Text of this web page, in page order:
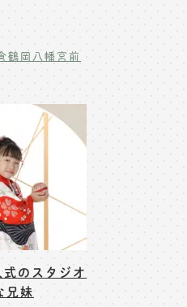
鶴岡八幡宮前
のスタジオ
兄妹